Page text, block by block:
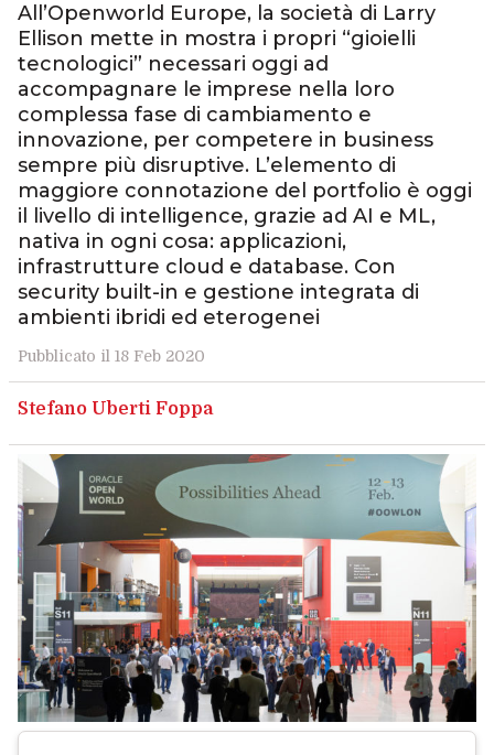
All’Openworld Europe, la società di Larry
Ellison mette in mostra i propri “gioielli
tecnologici” necessari oggi ad
accompagnare le imprese nella loro
complessa fase di cambiamento e
innovazione, per competere in business
sempre più disruptive. L’elemento di
maggiore connotazione del portfolio è oggi
il livello di intelligence, grazie ad AI e ML,
nativa in ogni cosa: applicazioni,
infrastrutture cloud e database. Con
security built-in e gestione integrata di
ambienti ibridi ed eterogenei
Pubblicato il 18 Feb 2020
Stefano Uberti Foppa